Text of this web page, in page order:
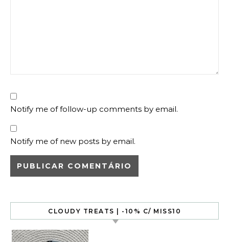
Notify me of follow-up comments by email.
Notify me of new posts by email.
CLOUDY TREATS | -10% C/ MISS10